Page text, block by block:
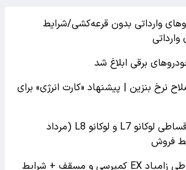
وارداتی بدون قرعه‌کشی/شرایط
برقی ابلاغ شد
نرخ بنزین | پیشنهاد «کارت انرژی» برای
بخشنامه فروش اقساطی لوکانو L7 و لوکانو L8 (مرداد
شروع فروش اقساطی زامیاد EX کمپرسی و مسقف + شرایط